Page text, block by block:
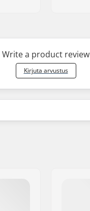
Write a product review
Kirjuta arvustus